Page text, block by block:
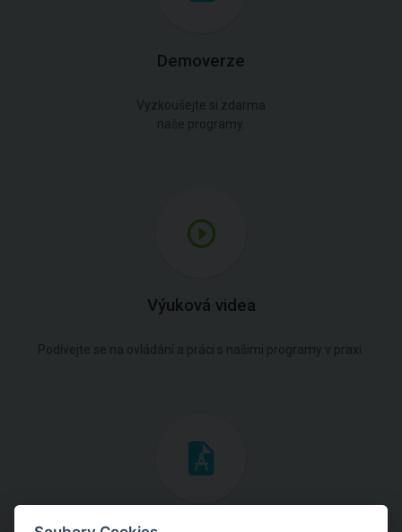
Demoverze
Vyzkoušejte si zdarma
naše programy.
Výuková videa
Podívejte se na ovládání a práci s našimi programy v praxi.